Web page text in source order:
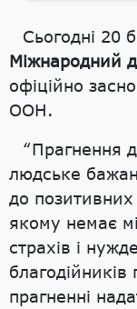
Сьогодні 20
Міжнародний
офіційно
ООН.
“Прагнення
людське
до
якому немає
страхів і
прагненні